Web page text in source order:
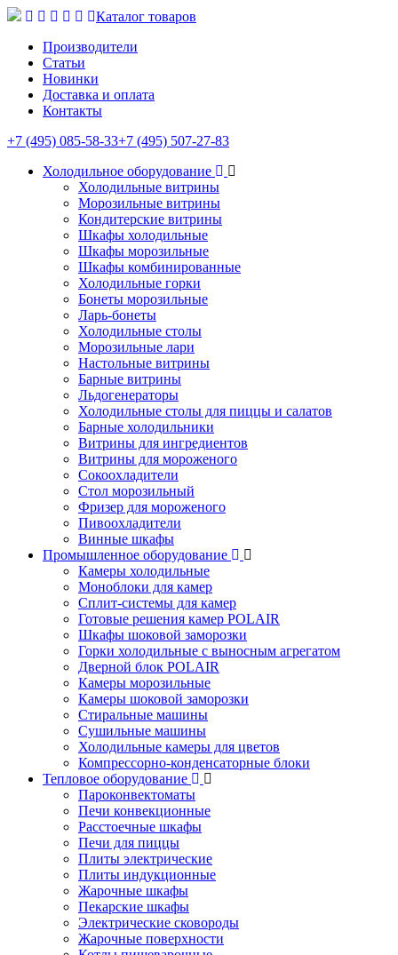
Каталог товаров
Производители
Статьи
Новинки
Доставка и оплата
Контакты
+7 (495) 085-58-33+7 (495) 507-27-83
Холодильное оборудование
Холодильные витрины
Морозильные витрины
Кондитерские витрины
Шкафы холодильные
Шкафы морозильные
Шкафы комбинированные
Холодильные горки
Бонеты морозильные
Ларь-бонеты
Холодильные столы
Морозильные лари
Настольные витрины
Барные витрины
Льдогенераторы
Холодильные столы для пиццы и салатов
Барные холодильники
Витрины для ингредиентов
Витрины для мороженого
Сокоохладители
Стол морозильный
Фризер для мороженого
Пивоохладители
Винные шкафы
Промышленное оборудование
Камеры холодильные
Моноблоки для камер
Сплит-системы для камер
Готовые решения камер POLAIR
Шкафы шоковой заморозки
Горки холодильные с выносным агрегатом
Дверной блок POLAIR
Камеры морозильные
Камеры шоковой заморозки
Стиральные машины
Сушильные машины
Холодильные камеры для цветов
Компрессорно-конденсаторные блоки
Тепловое оборудование
Пароконвектоматы
Печи конвекционные
Расстоечные шкафы
Печи для пиццы
Плиты электрические
Плиты индукционные
Жарочные шкафы
Пекарские шкафы
Электрические сковороды
Жарочные поверхности